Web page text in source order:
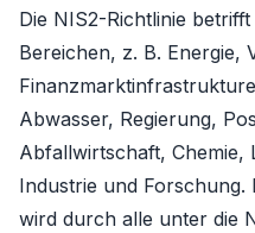
Die NIS2-Richtlinie
Bereichen, z. B. Energie,
Abwasser, Regierung,
Abfallwirtschaft, Chemie,
Industrie und
wird durch alle unter die